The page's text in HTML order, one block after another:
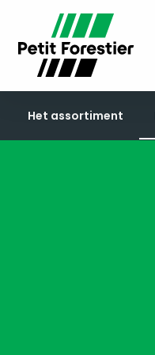
Het assortiment